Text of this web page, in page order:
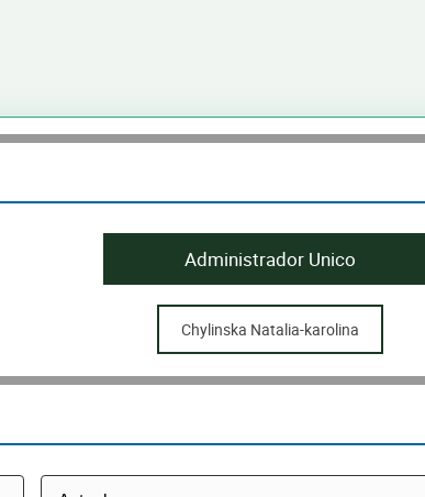
Administrador Unico
Chylinska Natalia-karolina